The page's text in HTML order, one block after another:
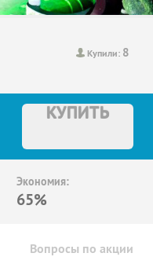
Купили: 8
КУПИТЬ
Экономия:
65%
Вопросы по акции